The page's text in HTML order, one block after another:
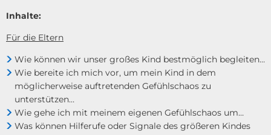
Inhalte:
Für die Eltern
Wie können wir unser großes Kind bestmöglich begleiten…
Wie bereite ich mich vor, um mein Kind in dem
möglicherweise auftretenden Gefühlschaos zu
unterstützen…
Wie gehe ich mit meinem eigenen Gefühlschaos um…
Was können Hilferufe oder Signale des größeren Kindes